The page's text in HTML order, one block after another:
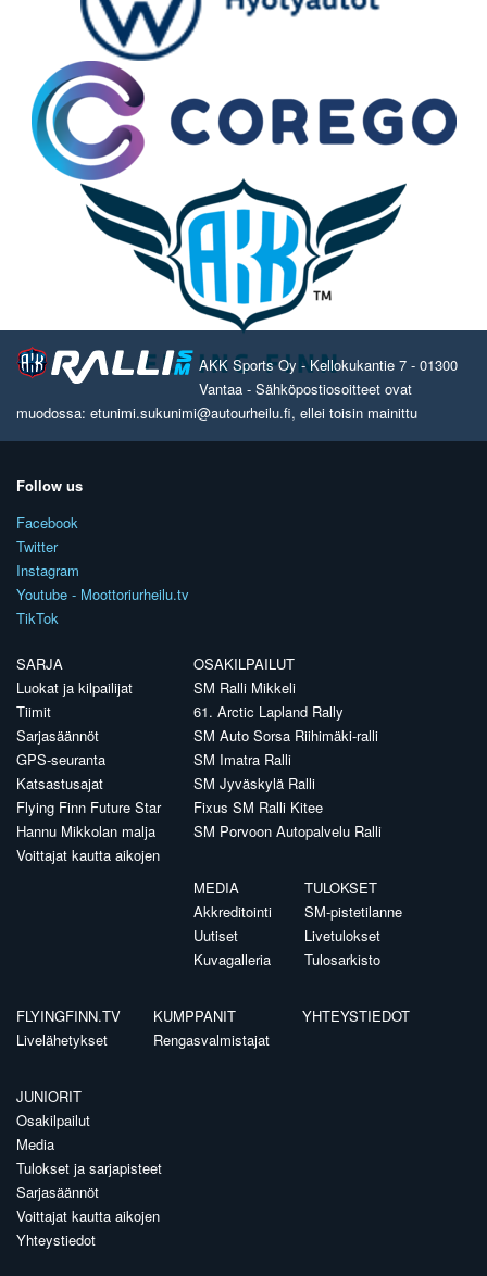
AKK Sports Oy - Kellokukantie 7 - 01300
Vantaa - Sähköpostiosoitteet ovat
muodossa: etunimi.sukunimi@autourheilu.fi, ellei toisin mainittu
Follow us
Facebook
Twitter
Instagram
Youtube - Moottoriurheilu.tv
TikTok
SARJA
Luokat ja kilpailijat
Tiimit
Sarjasäännöt
GPS-seuranta
Katsastusajat
Flying Finn Future Star
Hannu Mikkolan malja
Voittajat kautta aikojen
OSAKILPAILUT
SM Ralli Mikkeli
61. Arctic Lapland Rally
SM Auto Sorsa Riihimäki-ralli
SM Imatra Ralli
SM Jyväskylä Ralli
Fixus SM Ralli Kitee
SM Porvoon Autopalvelu Ralli
MEDIA
Akkreditointi
Uutiset
Kuvagalleria
TULOKSET
SM-pistetilanne
Livetulokset
Tulosarkisto
FLYINGFINN.TV
Livelähetykset
KUMPPANIT
Rengasvalmistajat
YHTEYSTIEDOT
JUNIORIT
Osakilpailut
Media
Tulokset ja sarjapisteet
Sarjasäännöt
Voittajat kautta aikojen
Yhteystiedot